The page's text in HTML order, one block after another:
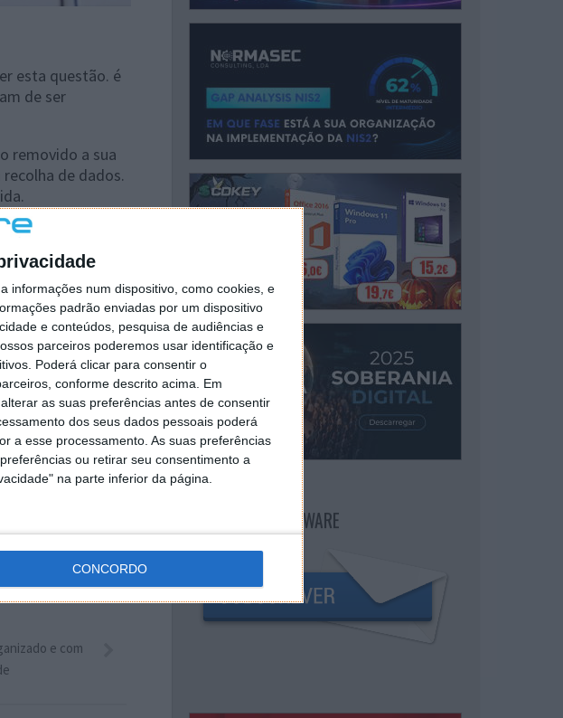
informações num dispositivo, como cookies, e
padrão enviadas por um dispositivo
e conteúdos, pesquisa de audiências e
parceiros poderemos usar identificação e
Poderá clicar para consentir o
conforme descrito acima. Em
as suas preferências antes de consentir
dos seus dados pessoais poderá
a esse processamento. As suas preferências
ou retirar seu consentimento a
na parte inferior da página.
CONCORDO
esta questão. é
de ser
removido a sua
de dados.
em causa
dias vão
Autor:Pedro Simões
e com
NEWSLETTER PPLWARE